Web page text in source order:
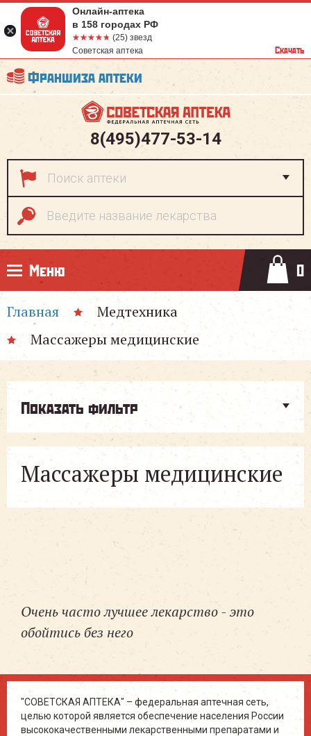
Франшиза аптеки
8(495)477-53-14
Меню 0
Главная
Медтехника
Массажеры медицинские
Массажеры медицинские
Показать фильтр
Очень часто лучшее лекарство - это
обойтись без него
"СОВЕТСКАЯ АПТЕКА" – федеральная аптечная сеть,
целью которой является обеспечение населения России
высококачественными лекарственными препаратами и
Онлайн-аптека
в 158 городах РФ
☆☆☆☆☆
★★★★★ (25) звезд
Советская аптека
Скачать